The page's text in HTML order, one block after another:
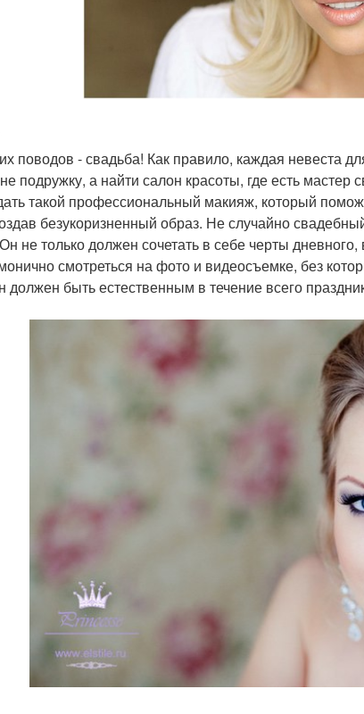
поводов - свадьба! Как правило, каждая невеста
подружку, а найти салон красоты, где есть
такой профессиональный макияж, который
безукоризненный образ. Не случайно
не только должен сочетать в себе черты
смотреться на фото и видеосъемке, без
должен быть естественным в течение всего